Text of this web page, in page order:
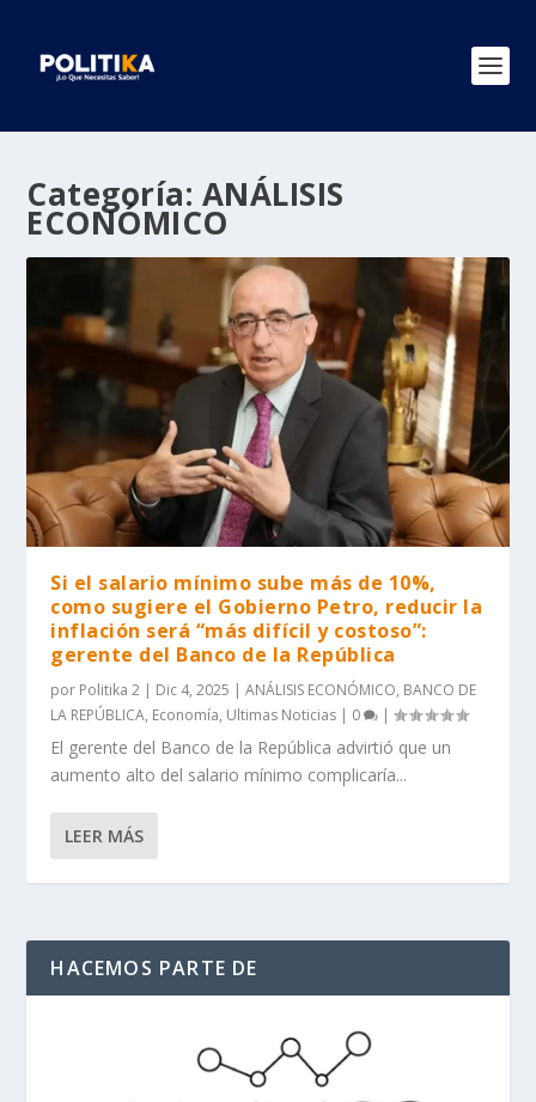
Categoría: ANÁLISIS
ECONÓMICO
Si el salario mínimo sube más de 10%,
como sugiere el Gobierno Petro, reducir la
inflación será “más difícil y costoso”:
gerente del Banco de la República
por Politika 2 | Dic 4, 2025 |ANÁLISIS ECONÓMICO, BANCO DE
LA REPÚBLICA, Economía, Ultimas Noticias | 0 |
El gerente del Banco de la República advirtió que un
aumento alto del salario mínimo complicaría...
LEER MÁS
HACEMOS PARTE DE